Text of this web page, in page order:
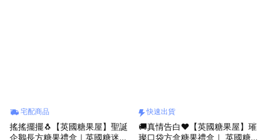
宅配商品
搖搖擺擺🐧【英國糖果屋】聖誕
企鵝長方糖果禮盒｜英國糖迷你
快速出貨
🚚真情告白❤️【英國糖果屋】璀
璨口袋方盒糖果禮盒｜ 英國糖迷